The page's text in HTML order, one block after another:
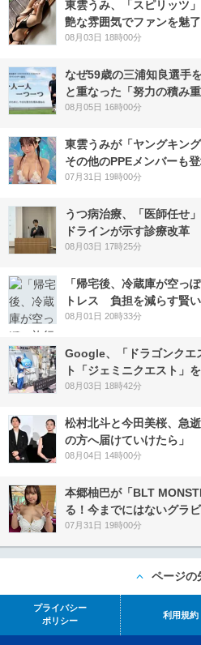
東雲うみ、「スピリッツ
艶な雰囲気でファンを魅了
08月03日 18時00分
なぜ59歳の三浦知良選手
と重なった「努力の積み重
08月05日 16時00分
東雲うみが「ヤングキン
その他のPPEメンバーも登
07月31日 19時00分
うつ病治療、「医師任せ
ドラインが示す診療改革
08月03日 17時25分
「帰宅後、冷蔵庫が空っ
トレス 負担を減らす賢
08月01日 20時33分
Google、「ドラゴンクエ
ト「ジェミニクエスト」
08月03日 18時42分
松村北斗と今田美桜、急
の方へ届けていけたら」
08月04日 14時00分
本郷柚巴が「BLT
る！今までにはないグラ
07月31日 19時00分
ページの
プライバシー
ポリシー
利用規約